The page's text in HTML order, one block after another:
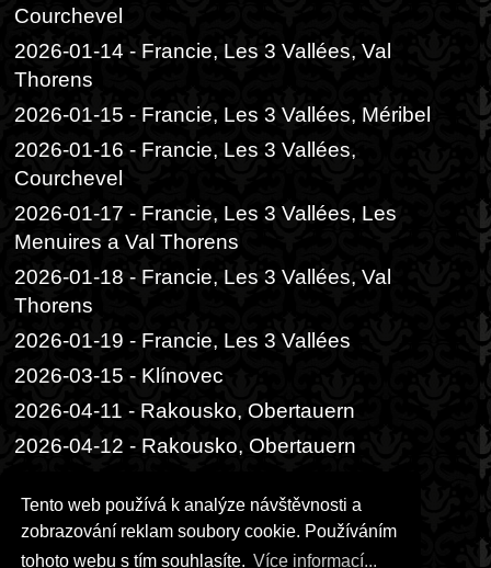
Tento web používá k analýze návštěvnosti a
zobrazování reklam soubory cookie. Používáním
tohoto webu s tím souhlasíte. Více informací...
Courchevel
2026-01-14 - Francie, Les 3 Vallées, Val
Thorens
2026-01-15 - Francie, Les 3 Vallées, Méribel
2026-01-16 - Francie, Les 3 Vallées,
Courchevel
2026-01-17 - Francie, Les 3 Vallées, Les
Menuires a Val Thorens
2026-01-18 - Francie, Les 3 Vallées, Val
Thorens
2026-01-19 - Francie, Les 3 Vallées
2026-03-15 - Klínovec
2026-04-11 - Rakousko, Obertauern
2026-04-12 - Rakousko, Obertauern
Brzobohatého
2026-06-06 - Praha, Festival ambasád